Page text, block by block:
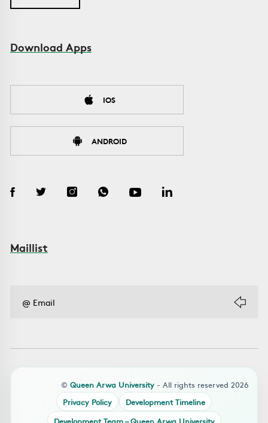
Download Apps
IOS
ANDROID
Maillist
© Queen Arwa University - All rights reserved 2026
Privacy Policy
Development Timeline
Development Team – Queen Arwa University